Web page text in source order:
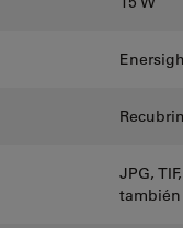
JPG,
también